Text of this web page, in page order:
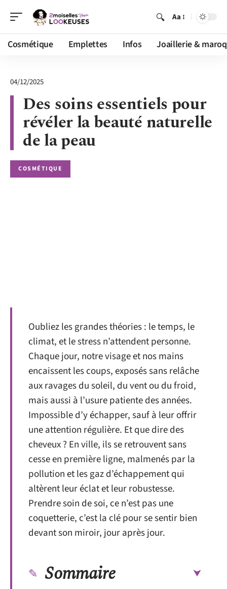
Aa
Cosmétique Emplettes Infos Joaillerie &
04/12/2025
Des soins essentiels pour
révéler la beauté naturelle
de la peau
COSMÉTIQUE
Oubliez les grandes théories : le temps, le
climat, et le stress n’attendent personne.
Chaque jour, notre visage et nos mains
encaissent les coups, exposés sans relâche
aux ravages du soleil, du vent ou du froid,
mais aussi à l’usure patiente des années.
Impossible d’y échapper, sauf à leur offrir
une attention régulière. Et que dire des
cheveux ? En ville, ils se retrouvent sans
cesse en première ligne, malmenés par la
pollution et les gaz d’échappement qui
altèrent leur éclat et leur robustesse.
Prendre soin de soi, ce n’est pas une
coquetterie, c’est la clé pour se sentir bien
devant son miroir, jour après jour.
Sommaire